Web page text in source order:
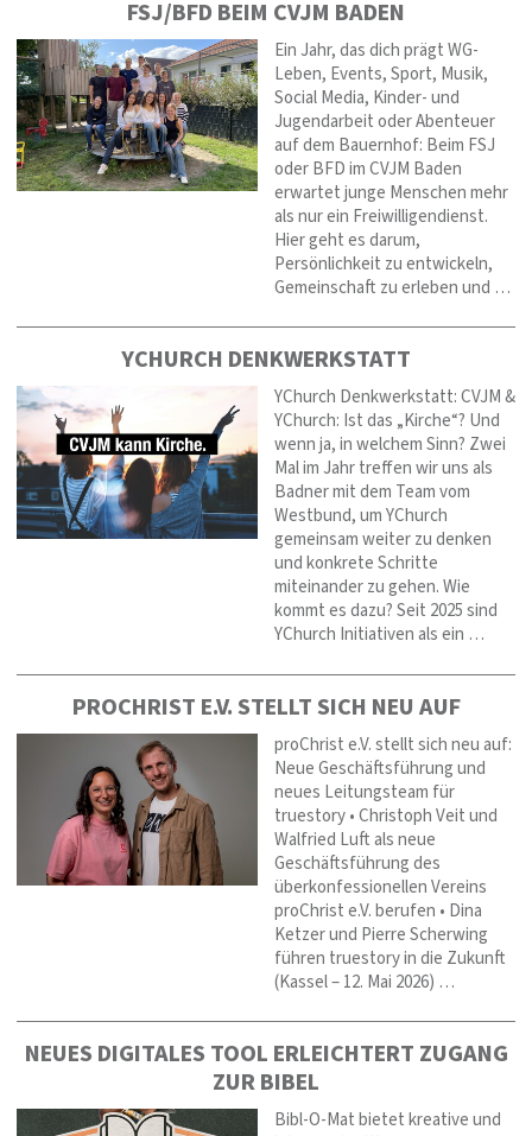
FSJ/BFD BEIM CVJM BADEN
Ein Jahr, das dich prägt WG-
Leben, Events, Sport, Musik,
Social Media, Kinder- und
Jugendarbeit oder Abenteuer
auf dem Bauernhof: Beim FSJ
oder BFD im CVJM Baden
erwartet junge Menschen mehr
als nur ein Freiwilligendienst.
Hier geht es darum,
Persönlichkeit zu entwickeln,
Gemeinschaft zu erleben und …
YCHURCH DENKWERKSTATT
YChurch Denkwerkstatt: CVJM &
YChurch: Ist das „Kirche“? Und
wenn ja, in welchem Sinn? Zwei
Mal im Jahr treffen wir uns als
Badner mit dem Team vom
Westbund, um YChurch
gemeinsam weiter zu denken
und konkrete Schritte
miteinander zu gehen. Wie
kommt es dazu? Seit 2025 sind
YChurch Initiativen als ein …
PROCHRIST E.V. STELLT SICH NEU AUF
proChrist e.V. stellt sich neu auf:
Neue Geschäftsführung und
neues Leitungsteam für
truestory • Christoph Veit und
Walfried Luft als neue
Geschäftsführung des
überkonfessionellen Vereins
proChrist e.V. berufen • Dina
Ketzer und Pierre Scherwing
führen truestory in die Zukunft
(Kassel – 12. Mai 2026) …
NEUES DIGITALES TOOL ERLEICHTERT ZUGANG
ZUR BIBEL
Bibl-O-Mat bietet kreative und